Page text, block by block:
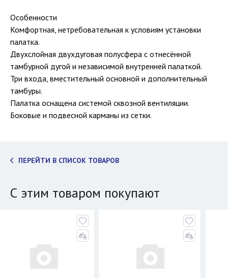
Особенности
Комфортная, нетребовательная к условиям установки
палатка.
Двухслойная двухдуговая полусфера с отнесённой
тамбурной дугой и независимой внутренней палаткой.
Три входа, вместительный основной и дополнительный
тамбуры.
Палатка оснащена системой сквозной вентиляции.
Боковые и подвесной карманы из сетки.
ПЕРЕЙТИ В СПИСОК ТОВАРОВ
С этим товаром покупают